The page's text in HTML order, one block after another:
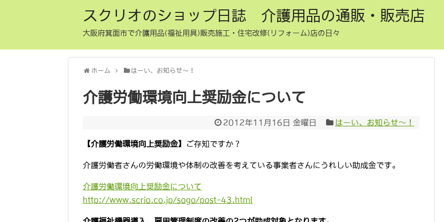
スクリオのショップ日誌 介護用品の通販・販売店
大阪府箕面市で介護用品(福祉用具)販売施工・住宅改修(リフォーム)店の日々
ホーム はーい、お知らせ〜！
介護労働環境向上奨励金について
2012年11月16日 金曜日 はーい、お知らせ〜！
【介護労働環境向上奨励金】 ご存知ですか？
介護労働者さんの労働環境や体制の改善を考えている事業者さんにうれしい助成金です。
介護労働環境向上奨励金について
http://www.scrio.co.jp/sogo/post-43.html